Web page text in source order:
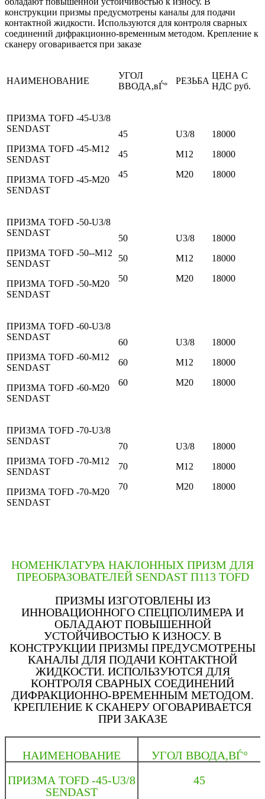
конструкции призмы предусмотрены каналы для подачи
контактной жидкости. Используются для контроля сварных
соединений дифракционно-временным методом. Крепление к
сканеру оговаривается при заказе
НАИМЕНОВАНИЕ
УГОЛ
ВВОДА,вЃ°
РЕЗЬБА
ЦЕНА С
НДС руб.
ПРИЗМА TOFD -45-U3/8
SENDAST
ПРИЗМА TOFD -45-M12
SENDAST
ПРИЗМА TOFD -45-М20
SENDAST
45
45
45
U3/8
M12
М20
18000
18000
18000
ПРИЗМА TOFD -50-U3/8
SENDAST
ПРИЗМА TOFD -50--M12
SENDAST
ПРИЗМА TOFD -50-М20
SENDAST
50
50
50
U3/8
M12
М20
18000
18000
18000
ПРИЗМА TOFD -60-U3/8
SENDAST
ПРИЗМА TOFD -60-M12
SENDAST
ПРИЗМА TOFD -60-М20
SENDAST
60
60
60
U3/8
M12
М20
18000
18000
18000
ПРИЗМА TOFD -70-U3/8
SENDAST
ПРИЗМА TOFD -70-M12
SENDAST
ПРИЗМА TOFD -70-М20
SENDAST
70
70
70
U3/8
M12
М20
18000
18000
18000
НОМЕНКЛАТУРА НАКЛОННЫХ ПРИЗМ ДЛЯ
ПРЕОБРАЗОВАТЕЛЕЙ SENDAST П113 TOFD
ПРИЗМЫ ИЗГОТОВЛЕНЫ ИЗ
ИННОВАЦИОННОГО СПЕЦПОЛИМЕРА И
ОБЛАДАЮТ ПОВЫШЕННОЙ
УСТОЙЧИВОСТЬЮ К ИЗНОСУ. В
КОНСТРУКЦИИ ПРИЗМЫ ПРЕДУСМОТРЕНЫ
КАНАЛЫ ДЛЯ ПОДАЧИ КОНТАКТНОЙ
ЖИДКОСТИ. ИСПОЛЬЗУЮТСЯ ДЛЯ
КОНТРОЛЯ СВАРНЫХ СОЕДИНЕНИЙ
ДИФРАКЦИОННО-ВРЕМЕННЫМ МЕТОДОМ.
КРЕПЛЕНИЕ К СКАНЕРУ ОГОВАРИВАЕТСЯ
ПРИ ЗАКАЗЕ
НАИМЕНОВАНИЕ
УГОЛ ВВОДА,ВЃ°
ПРИЗМА TOFD -45-U3/8
SENDAST
45